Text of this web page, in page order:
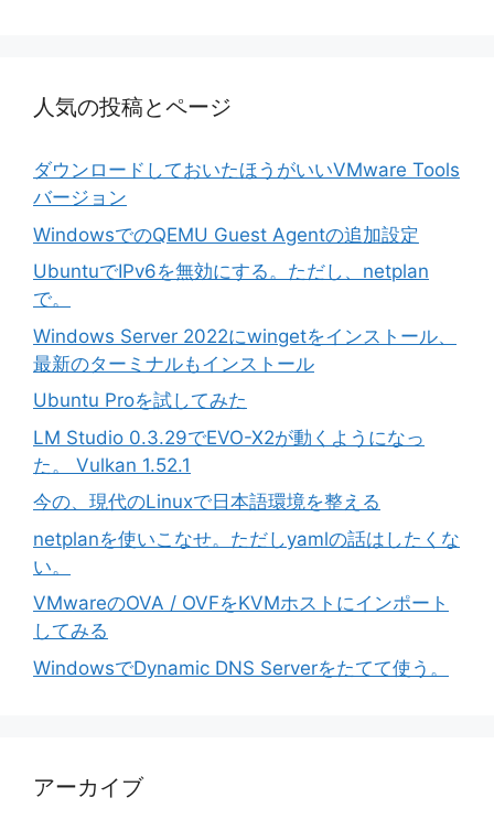
人気の投稿とページ
ダウンロードしておいたほうがいいVMware Tools
バージョン
WindowsでのQEMU Guest Agentの追加設定
UbuntuでIPv6を無効にする。ただし、netplan
で。
Windows Server 2022にwingetをインストール、
最新のターミナルもインストール
Ubuntu Proを試してみた
LM Studio 0.3.29でEVO-X2が動くようになっ
た。 Vulkan 1.52.1
今の、現代のLinuxで日本語環境を整える
netplanを使いこなせ。ただしyamlの話はしたくな
い。
VMwareのOVA / OVFをKVMホストにインポート
してみる
WindowsでDynamic DNS Serverをたてて使う。
アーカイブ